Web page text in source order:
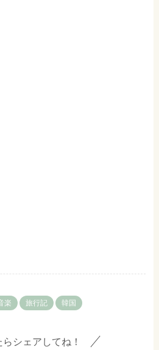
楽 旅行記 韓国
シェアしてね！